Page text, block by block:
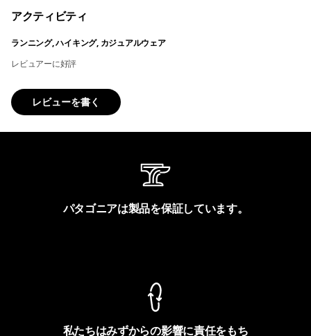
アクティビティ
ランニング, ハイキング, カジュアルウェア
レビュアーに好評
レビューを書く
パタゴニアは製品を保証しています。
私たちはみずからの影響に責任をもち